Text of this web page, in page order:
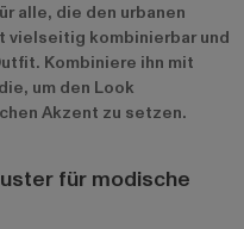
alle, die den urbanen
vielseitig kombinierbar und
Kombiniere ihn mit
um den Look
Akzent zu setzen.
für modische